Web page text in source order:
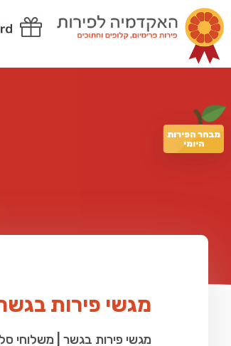
מבחר הפירות
היומי
מגשי פירות
מגשי פירות בגשר | משלוחי